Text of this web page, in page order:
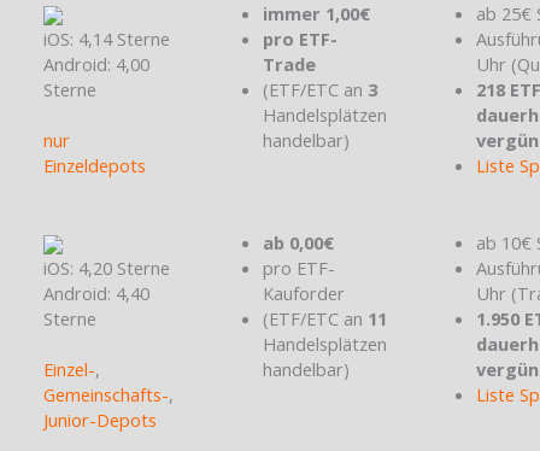
iOS: 4,14 Sterne
Android: 4,00
Sterne
nur
Einzeldepots
immer 1,00€
pro ETF-
Trade
(ETF/ETC an 3
Handelsplätzen
handelbar)
ab 25€
Uhr
218
Liste
iOS: 4,20 Sterne
Android: 4,40
Sterne
Einzel-,
Gemeinschafts-,
Junior-Depots
ab 0,00€
pro ETF-
Kauforder
(ETF/ETC an 11
Handelsplätzen
handelbar)
ab 10€
Uhr
1.950
Liste